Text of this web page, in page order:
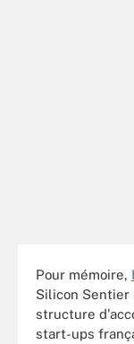
Pour mémoire,
Silicon Sentier
structure
start-ups